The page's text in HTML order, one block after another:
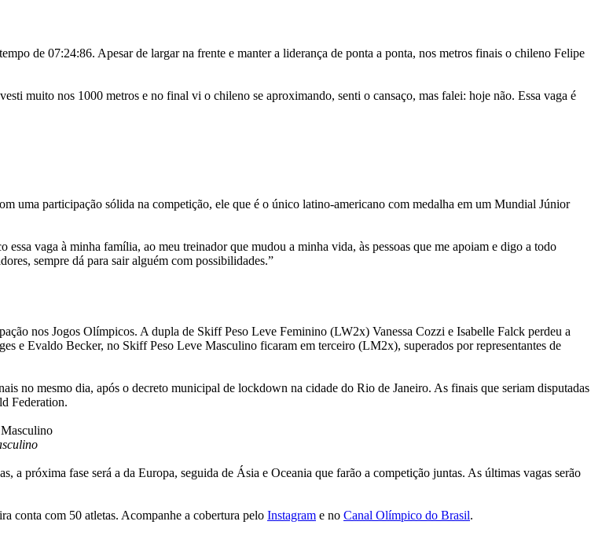
de 07:24:86. Apesar de largar na frente e manter a liderança de ponta a ponta, nos metros finais o chileno Felipe
muito nos 1000 metros e no final vi o chileno se aproximando, senti o cansaço, mas falei: hoje não. Essa vaga é
uma participação sólida na competição, ele que é o único latino-americano com medalha em um Mundial Júnior
vaga à minha família, ao meu treinador que mudou a minha vida, às pessoas que me apoiam e digo a todo
sempre dá para sair alguém com possibilidades.”
nos Jogos Olímpicos. A dupla de Skiff Peso Leve Feminino (LW2x) Vanessa Cozzi e Isabelle Falck perdeu a
e Evaldo Becker, no Skiff Peso Leve Masculino ficaram em terceiro (LM2x), superados por representantes de
no mesmo dia, após o decreto municipal de lockdown na cidade do Rio de Janeiro. As finais que seriam disputadas
Federation.
próxima fase será a da Europa, seguida de Ásia e Oceania que farão a competição juntas. As últimas vagas serão
conta com 50 atletas. Acompanhe a cobertura pelo Instagram e no Canal Olímpico do Brasil.